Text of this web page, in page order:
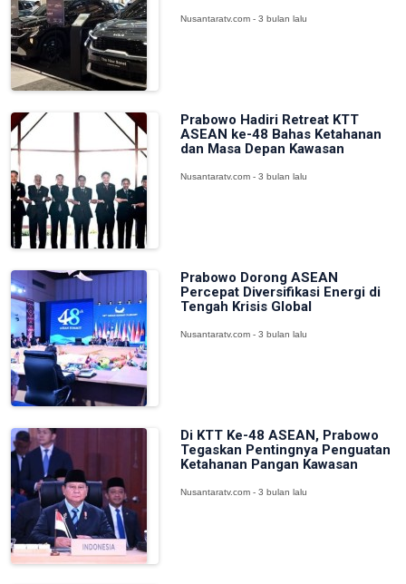
Nusantaratv.com - 3 bulan lalu
Prabowo Hadiri Retreat KTT
ASEAN ke-48 Bahas Ketahanan
dan Masa Depan Kawasan
Nusantaratv.com - 3 bulan lalu
Prabowo Dorong ASEAN
Percepat Diversifikasi Energi di
Tengah Krisis Global
Nusantaratv.com - 3 bulan lalu
Di KTT Ke-48 ASEAN, Prabowo
Tegaskan Pentingnya Penguatan
Ketahanan Pangan Kawasan
Nusantaratv.com - 3 bulan lalu